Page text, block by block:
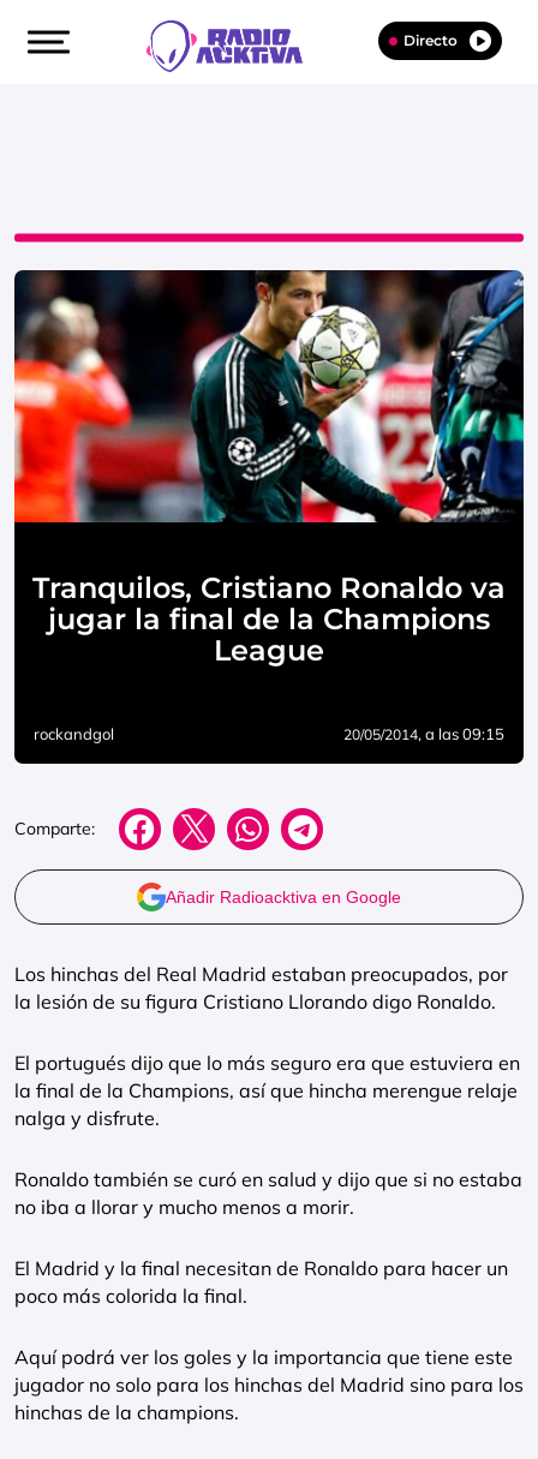
Directo
Tranquilos, Cristiano Ronaldo va
jugar la final de la Champions
League
rockandgol 20/05/2014, a las 09:15
Comparte:
Añadir Radioacktiva en Google
Los hinchas del Real Madrid estaban preocupados, por
la lesión de su figura Cristiano Llorando digo Ronaldo.
El portugués dijo que lo más seguro era que estuviera en
la final de la Champions, así que hincha merengue relaje
nalga y disfrute.
Ronaldo también se curó en salud y dijo que si no estaba
no iba a llorar y mucho menos a morir.
El Madrid y la final necesitan de Ronaldo para hacer un
poco más colorida la final.
Aquí podrá ver los goles y la importancia que tiene este
jugador no solo para los hinchas del Madrid sino para los
hinchas de la champions.